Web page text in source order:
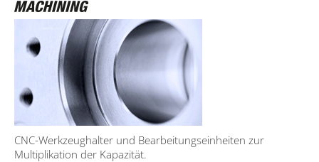
CNC-Werkzeughalter und Bearbeitungseinheiten zur
Multiplikation der Kapazität.